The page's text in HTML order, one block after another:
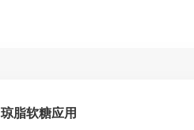
琼脂软糖应用